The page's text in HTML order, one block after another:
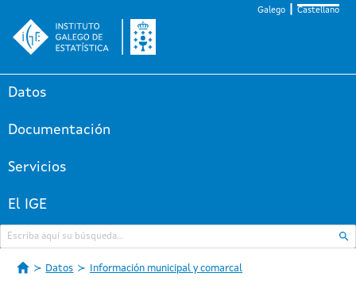
Galego Castellano
Datos
Documentación
Servicios
El IGE
Datos Información municipal y comarcal